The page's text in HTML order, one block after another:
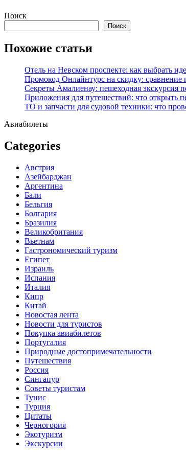
Перейти
содержимому
Поиск
Поиск
Похожие статьи
Отель на Невском проспекте: как выбрать
Промокод Онлайнтурс на скидку: сравнение
Секреты Амалиенау: пешеходная экскурсия
Приложения для путешествий: что открыть
ТО и запчасти для судовой техники: что
Авиабилеты
Categories
Австрия
Азейбарджан
Аргентина
Бали
Бельгия
Болгария
Бразилия
Великобритания
Вьетнам
Гастрономический туризм
Египет
Израиль
Испания
Италия
Кипр
Китай
Новостая лента
Новости для туристов
Покупка авиабилетов
Португалия
Природные достопримечательности
Путешествия
Россия
Сингапур
Советы туристам
Тунис
Турция
Цитаты
Черногория
Экотуризм
Экскурсии